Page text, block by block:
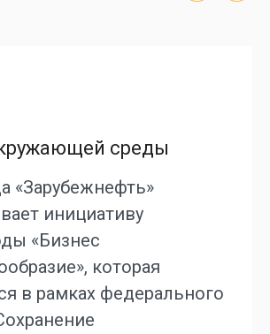
среды
«Зарубежнефть»
инициативу
«Бизнес
которая
в рамках федерального